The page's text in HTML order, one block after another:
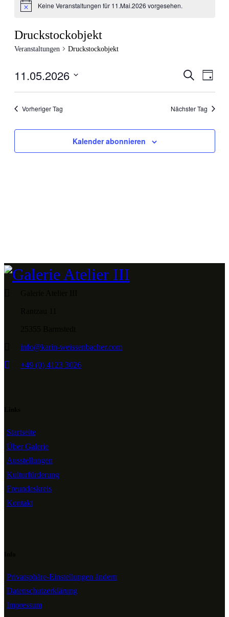
Keine Veranstaltungen für 11.Mai.2026 vorgesehen.
Druckstockobjekt
Veranstaltungen Druckstockobjekt
Suche
Tag
11.05.2026
Vorheriger Tag
Nächster Tag
Kalender abonnieren
info@karin-weissenbacher.com
+49 (0) 4123 3026
Startseite
Über Galerie
Ausstellungen
Kulturfürderung
Freundeskreis
Kontakt
Privatsphäre-Einstellungen ändern
Datenschutzerklärung
Impressum